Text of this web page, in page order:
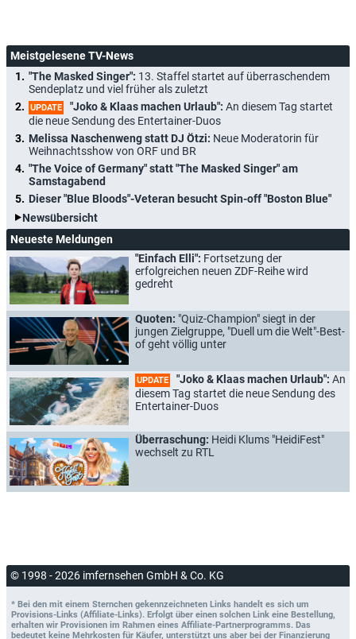
Meistgelesene TV-News
"The Masked Singer": 13. Staffel startet auf überraschendem
Sendeplatz und viel früher als zuletzt
UPDATE "Joko & Klaas machen Urlaub": An diesem Tag startet
die neue Sendung des Entertainer-Duos
Melissa Naschenweng statt DJ Ötzi: Neue Moderatorin für
Weihnachtsshow von ORF und BR
"The Voice of Germany" statt "The Masked Singer" am
Samstagabend
Dieser "Blue Bloods"-Veteran besucht Spin-off "Boston Blue"
Newsübersicht
Neueste Meldungen
"Einfach Elli": Fortsetzung der
erfolgreichen neuen ZDF-Reihe wird
gedreht
Quoten: "Quiz-Champion" siegt in der
jungen Zielgruppe, "Duell um die Welt"-Best-
of geht völlig unter
UPDATE "Joko & Klaas machen Urlaub": An
diesem Tag startet die neue Sendung des
Entertainer-Duos
Überraschung: Heidi Klums "HeidiFest"
wechselt zu RTL
© 1998 - 2026 imfernsehen GmbH & Co. KG
* Bei den mit einem Sternchen gekennzeichneten Links handelt es sich um
Provisions-Links (Affiliate-Links). Erfolgt über einen solchen Link eine Bestellung,
erhalten wir Provisionen im Rahmen eines Affiliate-Partnerprogramms. Das
bedeutet keine Mehrkosten für Käufer, unterstützt uns aber bei der Finanzierung